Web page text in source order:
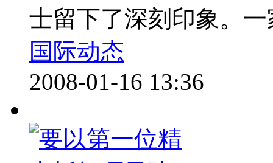
士留下了深刻印象。
国际动态
2008-01-16 13:36